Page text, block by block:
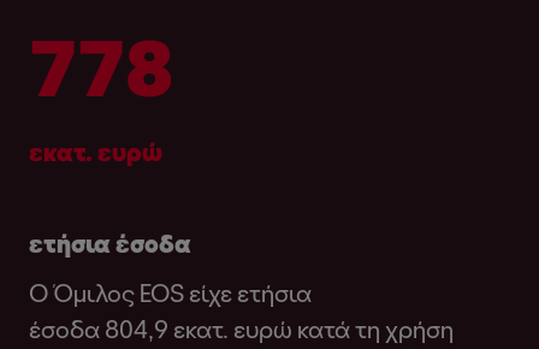
ετήσια έσοδα
Ο Όμιλος EOS είχε ετήσια
έσοδα 804,9 εκατ. ευρώ κατά τη χρήση
εκατ. ευρώ
804,9